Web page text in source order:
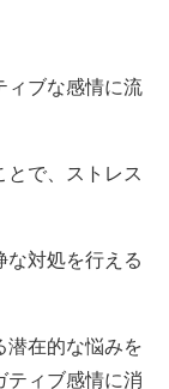
ィブな感情に流
とで、ストレス
な対処を行える
潜在的な悩みを
ティブ感情に消